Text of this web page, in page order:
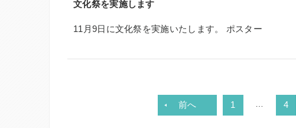
文化祭を実施します
11月9日に文化祭を実施いたします。 ポスター
前へ 1 4